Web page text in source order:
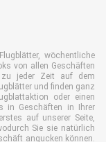
wöchentliche
von allen Geschäften
zu jeder Zeit auf dem
und finden ganz
oder einen
in Geschäften in Ihrer
auf unserer Seite,
Sie sie natürlich
angucken können.